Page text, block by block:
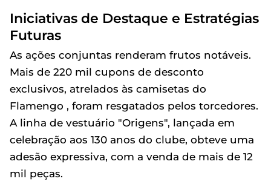
Iniciativas de Destaque e Estratégias
Futuras
As ações conjuntas renderam frutos notáveis.
Mais de 220 mil cupons de desconto
exclusivos, atrelados às camisetas do
Flamengo , foram resgatados pelos torcedores.
A linha de vestuário "Origens", lançada em
celebração aos 130 anos do clube, obteve uma
adesão expressiva, com a venda de mais de 12
mil peças.